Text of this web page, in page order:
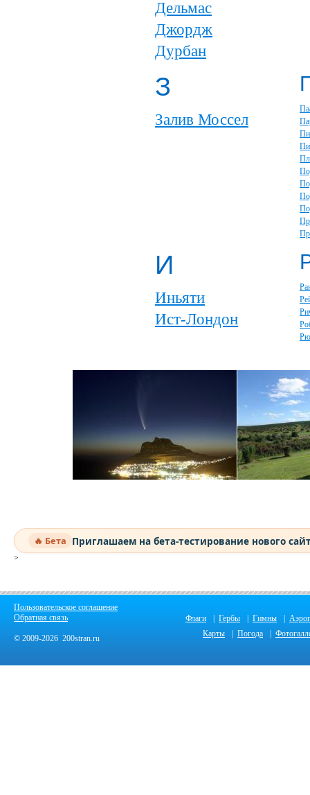
Дельмас
Джордж
Дурбан
З
Залив Моссел
И
Иньяти
Ист-Лондон
🔥 Бета Приглашаем на бета-тестирование нового
>
Пользовательское соглашение
Обратная связь
© 2009-2026 200stran.ru
Флаги Гербы Гимны
Карты
Погода